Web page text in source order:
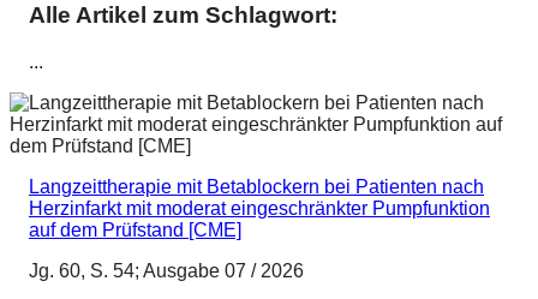
Alle Artikel zum Schlagwort:
...
Langzeittherapie mit Betablockern bei Patienten nach
Herzinfarkt mit moderat eingeschränkter Pumpfunktion
auf dem Prüfstand [CME]
Jg. 60, S. 54; Ausgabe 07 / 2026